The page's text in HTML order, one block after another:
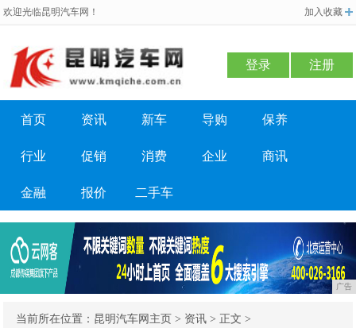
欢迎光临昆明汽车网！ 加入收藏
登录 注册
首页 资讯 新车 导购 保养
行业 促销 消费 企业 商讯
金融 报价 二手车
广告
当前所在位置： 昆明汽车网主页 > 资讯 > 正文 >